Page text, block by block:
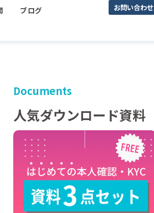
ブログ お問い合わせ
Documents
人気ダウンロード資料